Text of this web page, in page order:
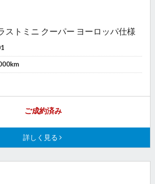
ストミニ クーパー ヨーロッパ仕様
ご成約済み
詳しく見る